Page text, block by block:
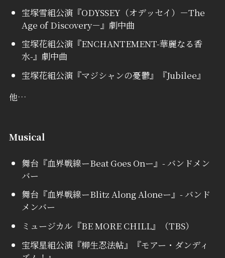
宝塚雪組公演『ODYSSEY（オデッセイ）－The
Age of Discovery－』劇中曲
宝塚花組公演『ENCHANTEMENT-華麗なる香
水-』劇中曲
宝塚花組公演『マジシャンの憂鬱』『Jubilee』
他…
Musical
舞台『血界戦線ーBeat Goes Onー』- バンドメン
バー
舞台『血界戦線ーBlitz Along Aloneー』- バンド
メンバー
ミュージカル『BE MORE CHILL』（TBS）
宝塚星組公演『柳生忍法帖』『モアー・ダンディ